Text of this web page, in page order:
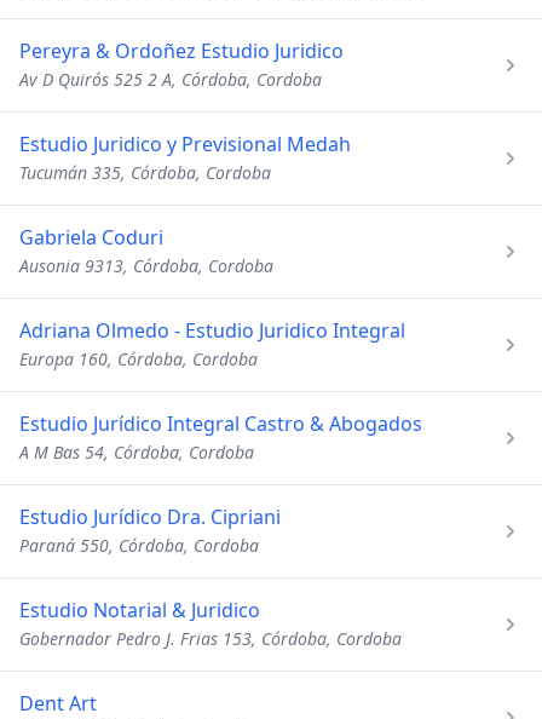
Pereyra & Ordoñez Estudio Juridico
Av D Quirós 525 2 A, Córdoba, Cordoba
Estudio Juridico y Previsional Medah
Tucumán 335, Córdoba, Cordoba
Gabriela Coduri
Ausonia 9313, Córdoba, Cordoba
Adriana Olmedo - Estudio Juridico Integral
Europa 160, Córdoba, Cordoba
Estudio Jurídico Integral Castro & Abogados
A M Bas 54, Córdoba, Cordoba
Estudio Jurídico Dra. Cipriani
Paraná 550, Córdoba, Cordoba
Estudio Notarial & Juridico
Gobernador Pedro J. Frias 153, Córdoba, Cordoba
Dent Art